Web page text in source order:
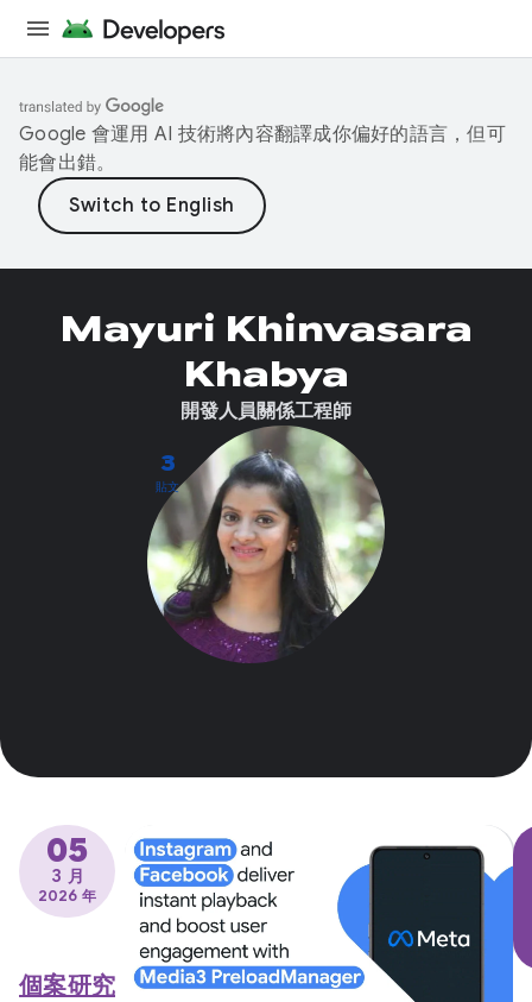
Google 會運用 AI 技術將內容翻譯成你偏好的語言，但可
能會出錯。
3
貼文
Mayuri Khinvasara
Khabya
開發人員關係工程師
05
3 月
2026 年
個案研究